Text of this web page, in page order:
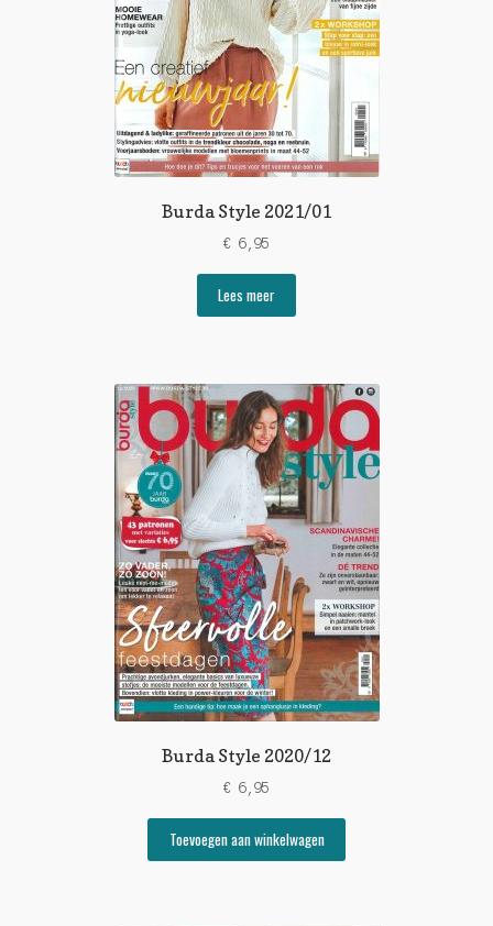
Burda Style 2021/01
€ 6,95
Lees meer
Burda Style 2020/12
€ 6,95
Toevoegen aan winkelwagen